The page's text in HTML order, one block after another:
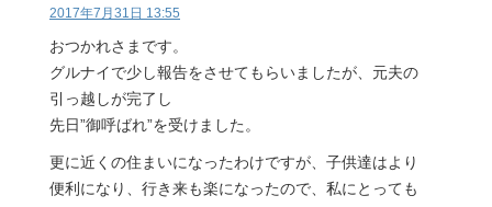
2017年7月31日 13:55
おつかれさまです。
グルナイで少し報告をさせてもらいましたが、元夫の
引っ越しが完了し
先日”御呼ばれ”を受けました。
更に近くの住まいになったわけですが、子供達はより
便利になり、行き来も楽になったので、私にとっても